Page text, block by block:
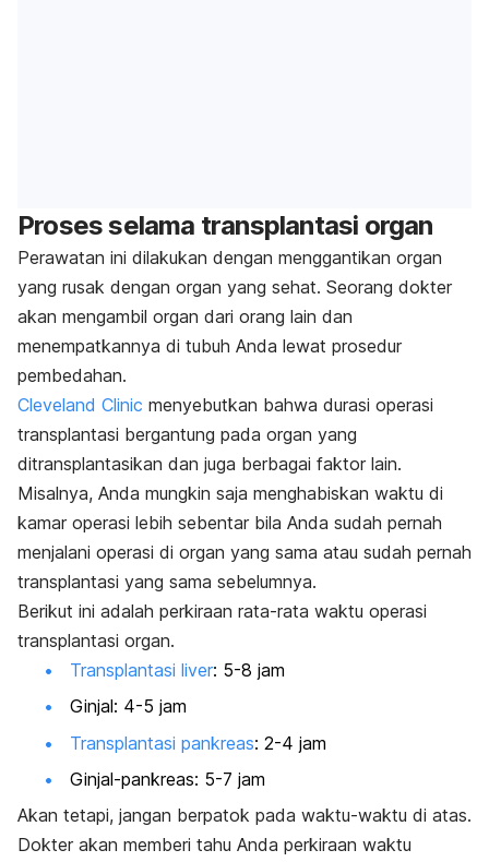
Proses selama transplantasi organ
Perawatan ini dilakukan dengan menggantikan organ
yang rusak dengan organ yang sehat. Seorang dokter
akan mengambil organ dari orang lain dan
menempatkannya di tubuh Anda lewat prosedur
pembedahan.
Cleveland Clinic menyebutkan bahwa durasi operasi
transplantasi bergantung pada organ yang
ditransplantasikan dan juga berbagai faktor lain.
Misalnya, Anda mungkin saja menghabiskan waktu di
kamar operasi lebih sebentar bila Anda sudah pernah
menjalani operasi di organ yang sama atau sudah pernah
transplantasi yang sama sebelumnya.
Berikut ini adalah perkiraan rata-rata waktu operasi
transplantasi organ.
Transplantasi liver: 5-8 jam
Ginjal: 4-5 jam
Transplantasi pankreas: 2-4 jam
Ginjal-pankreas: 5-7 jam
Akan tetapi, jangan berpatok pada waktu-waktu di atas.
Dokter akan memberi tahu Anda perkiraan waktu